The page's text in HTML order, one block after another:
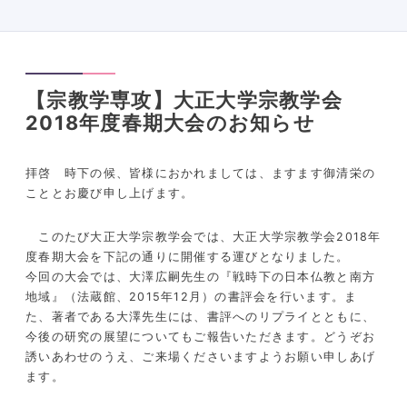
【宗教学専攻】大正大学宗教学会
2018年度春期大会のお知らせ
拝啓 時下の候、皆様におかれましては、ますます御清栄の
こととお慶び申し上げます。
このたび大正大学宗教学会では、大正大学宗教学会2018年
度春期大会を下記の通りに開催する運びとなりました。
今回の大会では、大澤広嗣先生の『戦時下の日本仏教と南方
地域』（法蔵館、2015年12月）の書評会を行います。ま
た、著者である大澤先生には、書評へのリプライとともに、
今後の研究の展望についてもご報告いただきます。どうぞお
誘いあわせのうえ、ご来場くださいますようお願い申しあげ
ます。